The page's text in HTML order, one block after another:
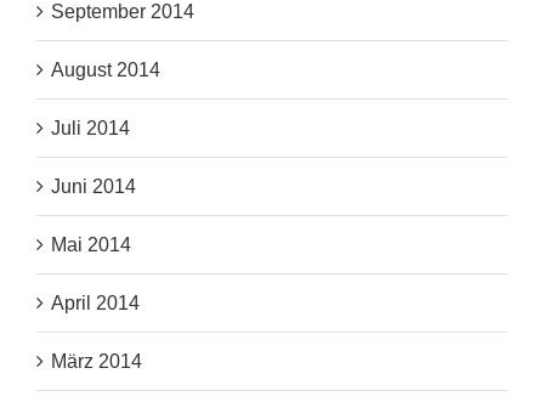
September 2014
August 2014
Juli 2014
Juni 2014
Mai 2014
April 2014
März 2014